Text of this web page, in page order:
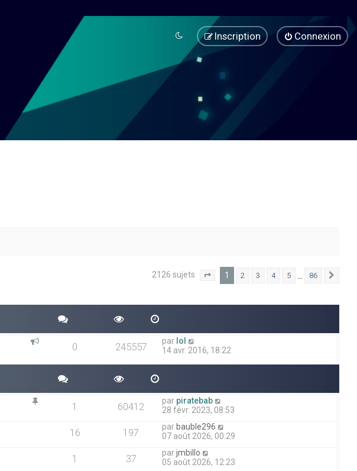
Connexion
Inscription
2126 sujets Page sur 86
1 2 3 4 5 86
0 245557 par lol
14 avr. 2016, 18:22
1 60412 par piratebab
28 févr. 2023, 08:53
16 197 par bauble296
07 août 2026, 00:29
1 37 parjmbillo
05 août 2026, 12:23